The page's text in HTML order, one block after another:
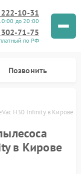
10-31
до 20:00
71-75
по РФ
Позвонить
H30 Infinity в Кирове
в Кирове